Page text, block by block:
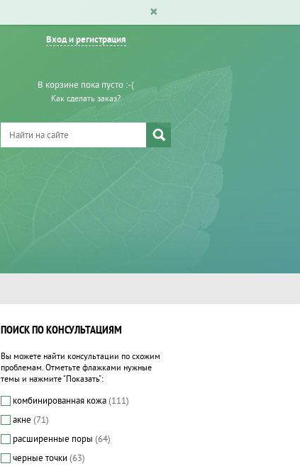
Вход и регистрация
В корзине пока пусто :-(
Как сделать заказ?
ПОИСК ПО КОНСУЛЬТАЦИЯМ
Вы можете найти консультации по схожим
проблемам. Отметьте флажками нужные
темы и нажмите "Показать":
комбинированная кожа (111)
акне (71)
расширенные поры (64)
черные точки (63)